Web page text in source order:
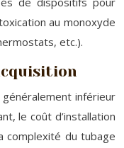
au monoxyde
etc.).
généralement inférieur
le coût d’installation
complexité du tubage